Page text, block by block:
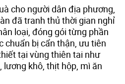
cho người dân địa phương,
đã tranh thủ thời gian nghỉ
loại, đóng gói từng phần
chuẩn bị cẩn thận, ưu tiên
tại vùng thiên tai như
lương khô, thịt hộp, mì ăn